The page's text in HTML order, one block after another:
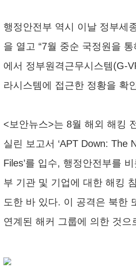
행정안전부 역시 이날 정부세
을 열고 “7월 중순 국정원을
에서 정부원격근무시스템(G-
라시스템에 접근한 정황을 확
<보안뉴스>는 8월 해외 해킹 전
실린 보고서 ‘APT Down: The
Files’를 입수, 행정안전부를
부 기관 및 기업에 대한 해킹
도한 바 있다. 이 공격은 북한
연계된 해커 그룹에 의한 것으